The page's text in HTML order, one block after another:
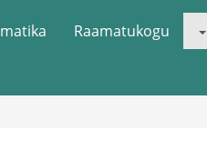
Raamatukogu